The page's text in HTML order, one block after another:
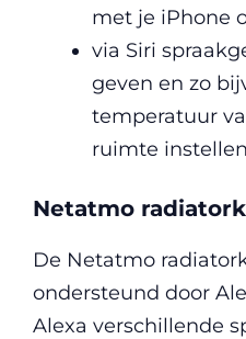
met je iPhone
via Siri
geven en zo
temperatuur
ruimte instellen
Netatmo
De Netatmo
ondersteund door
Alexa verschillende